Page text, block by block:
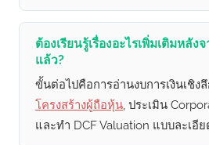
ต้องเรียนรู้เรื่องอะไรเพิ่มเติมหลัง
แล้ว?
ขั้นต่อไปคือการอ่านงบการเงินเชิงลึ
โครงสร้างผู้ถือหุ้น , ประเมิน
และทำ DCF Valuation แบบละเอีย